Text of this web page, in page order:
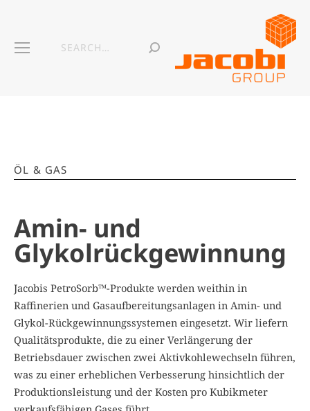
ÖL & GAS
Amin- und
Glykolrückgewinnung
Jacobis PetroSorb™-Produkte werden weithin in
Raffinerien und Gasaufbereitungsanlagen in Amin- und
Glykol-Rückgewinnungssystemen eingesetzt. Wir liefern
Qualitätsprodukte, die zu einer Verlängerung der
Betriebsdauer zwischen zwei Aktivkohlewechseln führen,
was zu einer erheblichen Verbesserung hinsichtlich der
Produktionsleistung und der Kosten pro Kubikmeter